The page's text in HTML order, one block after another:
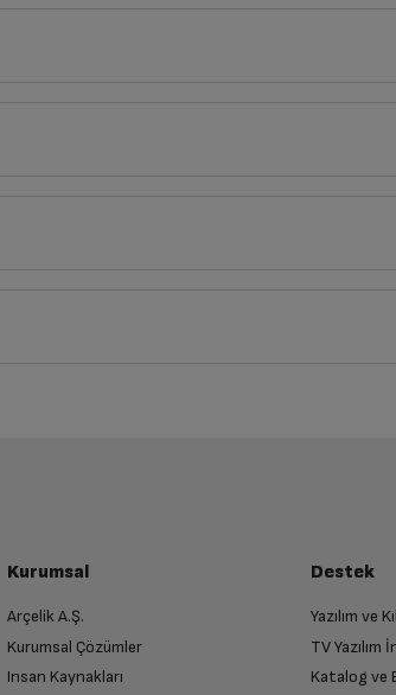
Servise Teslim Edin
ve hasarsız olarak faturası ile birlikte yetkili servise
Kurumsal
Arçelik A.Ş.
Kurumsal Çözümler
Insan Kaynakları
Destek
Yazılım ve
TV Yazılım
Katalog ve